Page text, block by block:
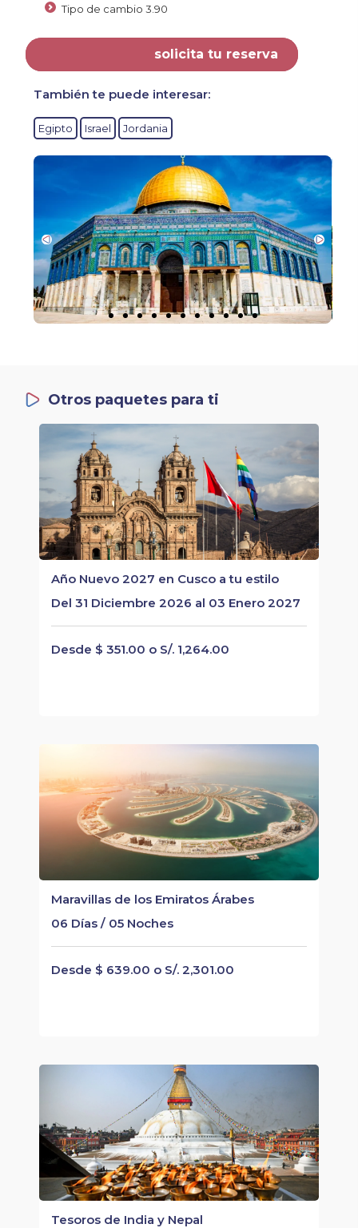
Tipo de cambio 3.90
solicita tu reserva
También te puede interesar:
Egipto Israel Jordania
Otros paquetes para ti
Año Nuevo 2027 en Cusco a tu estilo
Del 31 Diciembre 2026 al 03 Enero 2027
Desde $ 351.00 o S/. 1,264.00
Maravillas de los Emiratos Árabes
06 Días / 05 Noches
Desde $ 639.00 o S/. 2,301.00
Tesoros de India y Nepal